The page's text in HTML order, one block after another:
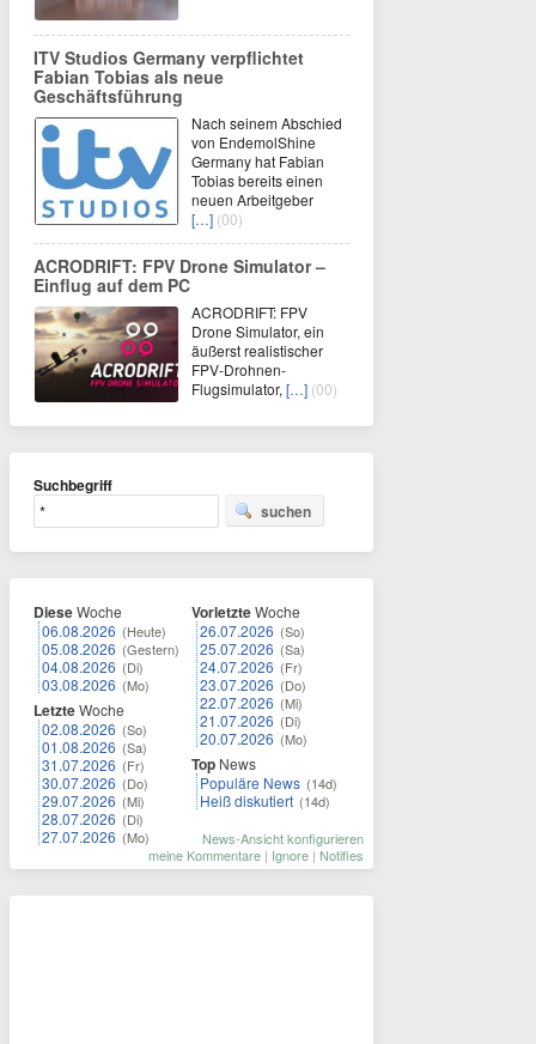
ITV Studios Germany verpflichtet
Fabian Tobias als neue
Geschäftsführung
Nach seinem Abschied
von EndemolShine
Germany hat Fabian
Tobias bereits einen
neuen Arbeitgeber
[…] (00)
ACRODRIFT: FPV Drone Simulator –
Einflug auf dem PC
ACRODRIFT: FPV
Drone Simulator, ein
äußerst realistischer
FPV-Drohnen-
Flugsimulator, […] (00)
Suchbegriff
suchen
DieseWoche
06.08.2026 (Heute)
05.08.2026 (Gestern)
04.08.2026 (Di)
03.08.2026 (Mo)
LetzteWoche
02.08.2026 (So)
01.08.2026 (Sa)
31.07.2026 (Fr)
30.07.2026 (Do)
29.07.2026 (Mi)
28.07.2026 (Di)
27.07.2026 (Mo)
VorletzteWoche
26.07.2026 (So)
25.07.2026 (Sa)
24.07.2026 (Fr)
23.07.2026 (Do)
22.07.2026 (Mi)
21.07.2026 (Di)
20.07.2026 (Mo)
Top News
Populäre News (14d)
Heiß diskutiert (14d)
News-Ansicht konfigurieren
meine Kommentare | Ignore | Notifies